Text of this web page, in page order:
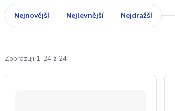
Nejnovější Nejlevnější Nejdražší
Zobrazuji 1-24 z 24